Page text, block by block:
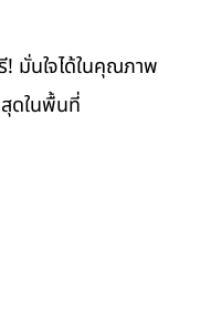
! มั่นใจได้ในคุณภาพ
ดในพื้นที่